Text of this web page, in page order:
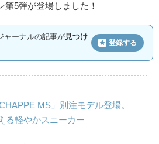
第5弾が登場しました！
ャーナルの記事が見つけ
登録する
MS」別注モデル登場。
る軽やかスニーカー